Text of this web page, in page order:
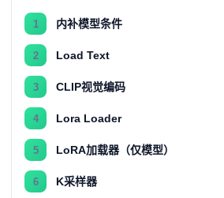
1 内补模型条件
2 Load Text
3 CLIP视觉编码
4 Lora Loader
5 LoRA加载器（仅模型）
6 K采样器